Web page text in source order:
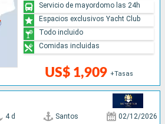
US$ 1,909 +Tasas
Servicio de mayordomo las 24h
Espacios exclusivos Yacht Club
Todo incluido
Comidas incluidas
4 d Santos 02/12/2026